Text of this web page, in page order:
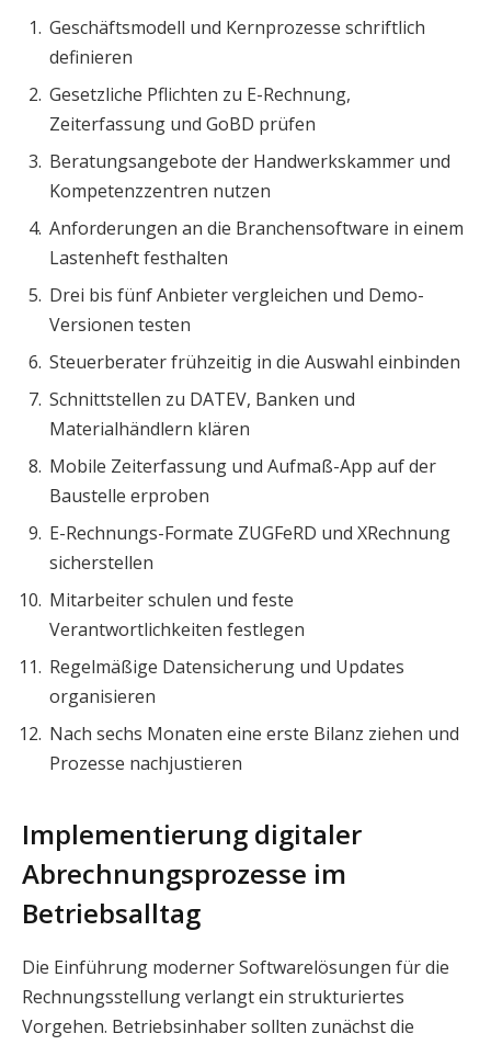
Geschäftsmodell und Kernprozesse schriftlich
definieren
Gesetzliche Pflichten zu E-Rechnung,
Zeiterfassung und GoBD prüfen
Beratungsangebote der Handwerkskammer und
Kompetenzzentren nutzen
Anforderungen an die Branchensoftware in einem
Lastenheft festhalten
Drei bis fünf Anbieter vergleichen und Demo-
Versionen testen
Steuerberater frühzeitig in die Auswahl einbinden
Schnittstellen zu DATEV, Banken und
Materialhändlern klären
Mobile Zeiterfassung und Aufmaß-App auf der
Baustelle erproben
E-Rechnungs-Formate ZUGFeRD und XRechnung
sicherstellen
Mitarbeiter schulen und feste
Verantwortlichkeiten festlegen
Regelmäßige Datensicherung und Updates
organisieren
Nach sechs Monaten eine erste Bilanz ziehen und
Prozesse nachjustieren
Implementierung digitaler
Abrechnungsprozesse im
Betriebsalltag
Die Einführung moderner Softwarelösungen für die
Rechnungsstellung verlangt ein strukturiertes
Vorgehen. Betriebsinhaber sollten zunächst die